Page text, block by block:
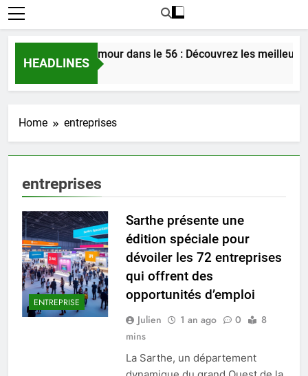
HEADLINES
Rencontrer l’amour dans le 56 : Découvrez les meilleures
2 Jours Ago
Home entreprises
entreprises
ENTREPRISE
Sarthe présente une
édition spéciale pour
dévoiler les 72 entreprises
qui offrent des
opportunités d’emploi
Julien 1 an ago 0
8
mins
La Sarthe, un département